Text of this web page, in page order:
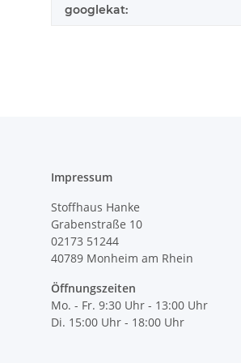
googlekat:
Impressum
Stoffhaus Hanke
Grabenstraße 10
02173 51244
40789 Monheim am Rhein
Öffnungszeiten
Mo. - Fr. 9:30 Uhr - 13:00 Uhr
Di. 15:00 Uhr - 18:00 Uhr